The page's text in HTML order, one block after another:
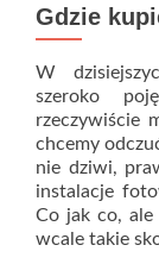
Gdzie
W
szeroko
rzeczywiście
chcemy
nie dziwi,
instalacje
Co jak co,
wcale takie